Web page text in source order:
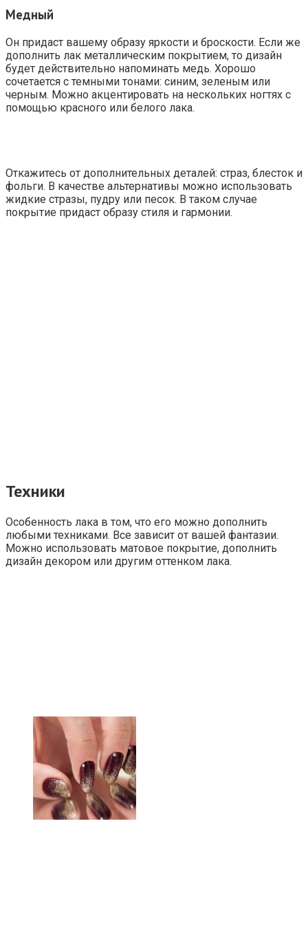
Медный
Он придаст вашему образу яркости и броскости. Если же
дополнить лак металлическим покрытием, то дизайн
будет действительно напоминать медь. Хорошо
сочетается с темными тонами: синим, зеленым или
черным. Можно акцентировать на нескольких ногтях с
помощью красного или белого лака.
Откажитесь от дополнительных деталей: страз, блесток и
фольги. В качестве альтернативы можно использовать
жидкие стразы, пудру или песок. В таком случае
покрытие придаст образу стиля и гармонии.
Техники
Особенность лака в том, что его можно дополнить
любыми техниками. Все зависит от вашей фантазии.
Можно использовать матовое покрытие, дополнить
дизайн декором или другим оттенком лака.